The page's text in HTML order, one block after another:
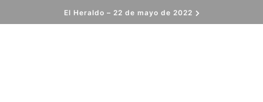
El Heraldo – 22 de mayo de 2022